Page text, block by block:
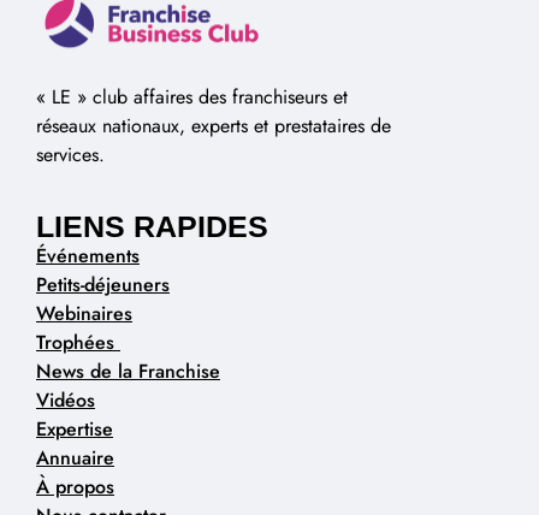
« LE » club affaires des franchiseurs et
réseaux nationaux, experts et prestataires de
services.
LIENS RAPIDES
Événements
Petits-déjeuners
Webinaires
Trophées
News de la Franchise
Vidéos
Expertise
Annuaire
À propos